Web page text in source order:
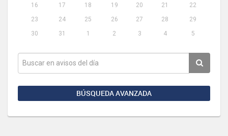
16
17 18 19 20 21
22
23
24 25 26 27 28
29
30
31 1 2 3 4 5
BÚSQUEDA AVANZADA